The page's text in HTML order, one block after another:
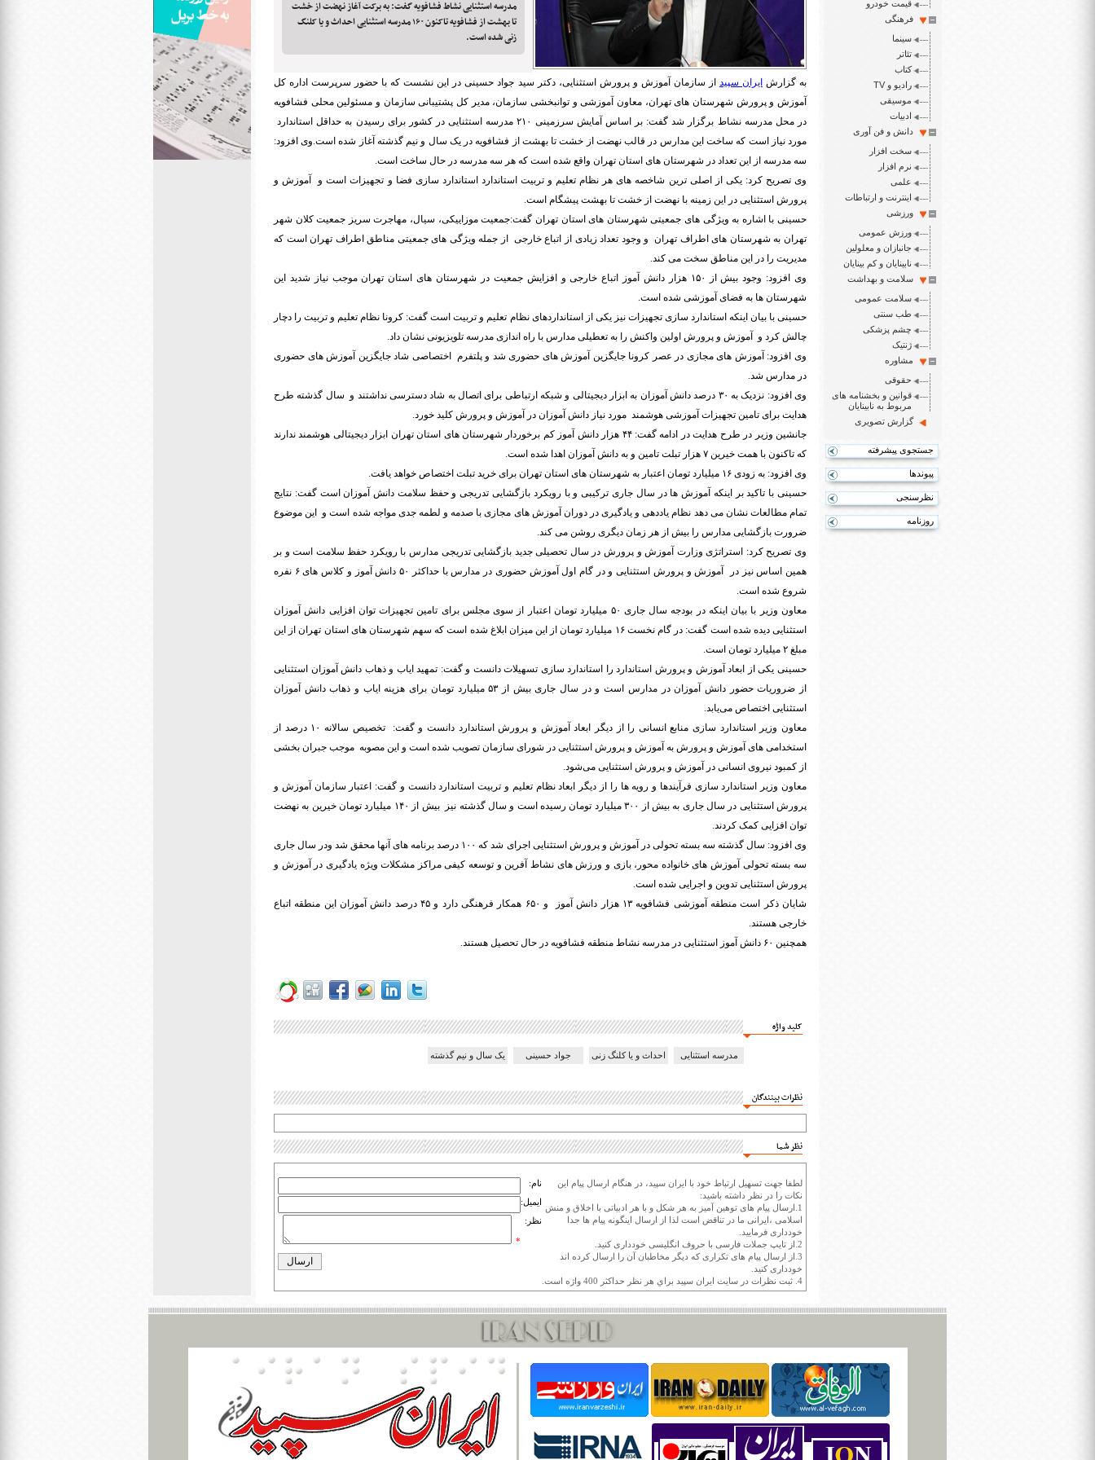
قیمت خودرو
فرهنگی
سینما
تئاتر
کتاب
رادیو و TV
موسیقی
ادبیات
دانش و فن آوری
سخت افزار
نرم افزار
علمی
اینترنت و ارتباطات
ورزشی
ورزش عمومی
جانبازان و معلولین
نابینایان و کم بینایان
سلامت و بهداشت
سلامت عمومی
طب سنتی
چشم پزشکی
ژنتیک
مشاوره
حقوقی
قوانین و بخشنامه های
مربوط به نابینایان
گزارش تصویری
جستجوی پیشرفته
پیوندها
نظرسنجی
روزنامه
مدرسه استثنایی نشاط فشافویه گفت: به برکت آغاز نهضت از خشت
تا بهشت از فشافویه تاکنون ۱۶۰ مدرسه استثنایی احداث و یا کلنگ
زنی شده است.
به گزارش ایران سپید از سازمان آموزش و پرورش استثنایی، دکتر سید جواد حسینی در این نشست که با حضور سرپرست اداره کل
آموزش و پرورش شهرستان های تهران، معاون آموزشی و توانبخشی سازمان، مدیر کل پشتیبانی سازمان و مسئولین محلی فشافویه
در محل مدرسه نشاط برگزار شد گفت: بر اساس آمایش سرزمینی ۲۱۰ مدرسه استثنایی در کشور برای رسیدن به حداقل استاندارد
مورد نیاز است که ساخت این مدارس در قالب نهضت از خشت تا بهشت از فشافویه در یک سال و نیم گذشته آغاز شده است.وی افزود:
سه مدرسه از این تعداد در شهرستان های استان تهران واقع شده است که هر سه مدرسه در حال ساخت است.
وی تصریح کرد: یکی از اصلی ترین شاخصه های هر نظام تعلیم و تربیت استاندارد استاندارد سازی فضا و تجهیزات است و آموزش و
پرورش استثنایی در این زمینه با نهضت از خشت تا بهشت پیشگام است.
حسینی با اشاره به ویژگی های جمعیتی شهرستان های استان تهران گفت:جمعیت موزاییکی، سیال، مهاجرت سریز جمعیت کلان شهر
تهران به شهرستان های اطراف تهران و وجود تعداد زیادی از اتباع خارجی از جمله ویژگی های جمعیتی مناطق اطراف تهران است که
مدیریت را در این مناطق سخت می کند.
وی افزود: وجود بیش از ۱۵۰ هزار دانش آموز اتباع خارجی و افزایش جمعیت در شهرستان های استان تهران موجب نیاز شدید این
شهرستان ها به فضای آموزشی شده است.
حسینی با بیان اینکه استاندارد سازی تجهیزات نیز یکی از استانداردهای نظام تعلیم و تربیت است گفت: کرونا نظام تعلیم و تربیت را دچار
چالش کرد و آموزش و پرورش اولین واکنش را به تعطیلی مدارس با راه اندازی مدرسه تلویزیونی نشان داد.
وی افزود: آموزش های مجازی در عصر کرونا جایگزین آموزش های حضوری شد و پلتفرم اختصاصی شاد جایگزین آموزش های حضوری
در مدارس شد.
وی افزود: نزدیک به ۳۰ درصد دانش آموزان به ابزار دیجیتالی و شبکه ارتباطی برای اتصال به شاد دسترسی نداشتند و سال گذشته طرح
هدایت برای تامین تجهیزات آموزشی هوشمند مورد نیاز دانش آموزان در آموزش و پرورش کلید خورد.
جانشین وزیر در طرح هدایت در ادامه گفت: ۴۴ هزار دانش آموز کم برخوردار شهرستان های استان تهران ابزار دیجیتالی هوشمند ندارند
که تاکنون با همت خیرین ۷ هزار تبلت تامین و به دانش آموزان اهدا شده است.
وی افزود: به زودی ۱۶ میلیارد تومان اعتبار به شهرستان های استان تهران برای خرید تبلت اختصاص خواهد یافت.
حسینی با تاکید بر اینکه آموزش ها در سال جاری ترکیبی و با رویکرد بازگشایی تدریجی و حفظ سلامت دانش آموزان است گفت: نتایج
تمام مطالعات نشان می دهد نظام یاددهی و یادگیری در دوران آموزش های مجازی با صدمه و لطمه جدی مواجه شده است و این موضوع
ضرورت بازگشایی مدارس را بیش از هر زمان دیگری روشن می کند.
وی تصریح کرد: استراتژی وزارت آموزش و پرورش در سال تحصیلی جدید بازگشایی تدریجی مدارس با رویکرد حفظ سلامت است و بر
همین اساس نیز در آموزش و پرورش استثنایی و در گام اول آموزش حضوری در مدارس با حداکثر ۵۰ دانش آموز و کلاس های ۶ نفره
شروع شده است.
معاون وزیر با بیان اینکه در بودجه سال جاری ۵۰ میلیارد تومان اعتبار از سوی مجلس برای تامین تجهیزات توان افزایی دانش آموزان
استثنایی دیده شده است گفت: در گام نخست ۱۶ میلیارد تومان از این میزان ابلاغ شده است که سهم شهرستان های استان تهران از این
مبلغ ۲ میلیارد تومان است.
حسینی یکی از ابعاد آموزش و پرورش استاندارد را استاندارد سازی تسهیلات دانست و گفت: تمهید ایاب و ذهاب دانش آموزان استثنایی
از ضروریات حضور دانش آموزان در مدارس است و در سال جاری بیش از ۵۳ میلیارد تومان برای هزینه ایاب و ذهاب دانش آموزان
استثنایی اختصاص می‌یابد.
معاون وزیر استاندارد سازی منابع انسانی را از دیگر ابعاد آموزش و پرورش استاندارد دانست و گفت: تخصیص سالانه ۱۰ درصد از
استخدامی های آموزش و پرورش به آموزش و پرورش استثنایی در شورای سازمان تصویب شده است و این مصوبه موجب جبران بخشی
از کمبود نیروی انسانی در آموزش و پرورش استثنایی می‌شود.
معاون وزیر استاندارد سازی فرآیندها و رویه ها را از دیگر ابعاد نظام تعلیم و تربیت استاندارد دانست و گفت: اعتبار سازمان آموزش و
پرورش استثنایی در سال جاری به بیش از ۳۰۰ میلیارد تومان رسیده است و سال گذشته نیز بیش از ۱۴۰ میلیارد تومان خیرین به نهضت
توان افزایی کمک کردند.
وی افزود: سال گذشته سه بسته تحولی در آموزش و پرورش استثنایی اجرای شد که ۱۰۰ درصد برنامه های آنها محقق شد ودر سال جاری
سه بسته تحولی آموزش های خانواده محور، بازی و ورزش های نشاط آفرین و توسعه کیفی مراکز مشکلات ویژه یادگیری در آموزش و
پرورش استثنایی تدوین و اجرایی شده است.
شایان ذکر است منطقه آموزشی فشافویه ۱۳ هزار دانش آموز و ۶۵۰ همکار فرهنگی دارد و ۴۵ درصد دانش آموزان این منطقه اتباع
خارجی هستند.
همچنین ۶۰ دانش آموز استثنایی در مدرسه نشاط منطقه فشافویه در حال تحصیل هستند.
کلید واژه
مدرسه استثنایی احداث و یا کلنگ زنی جواد حسینی یک سال و نیم گذشته
نظرات بینندگان
نظر شما
لطفا جهت تسهیل ارتباط خود با ایران سپید، در هنگام ارسال پیام این
نکات را در نظر داشته باشید:
1.ارسال پیام های توهین آمیز به هر شکل و با هر ادبیاتی با اخلاق و منش
اسلامی ،ایرانی ما در تناقض است لذا از ارسال اینگونه پیام ها جدا
خودداری فرمایید.
2.از تایپ جملات فارسی با حروف انگلیسی خودداری کنید.
3.از ارسال پیام های تکراری که دیگر مخاطبان آن را ارسال کرده اند
خودداری کنید.
4. ثبت نظرات در سايت ايران سپيد براي هر نظر حداکثر 400 واژه است.
نام:
ایمیل:
نظر:
*